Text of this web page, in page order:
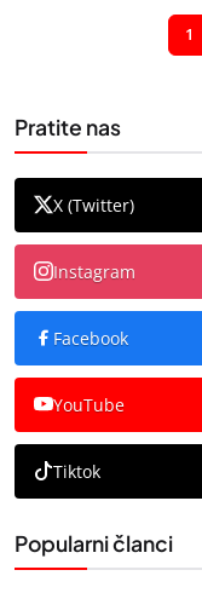
1
Pratite nas
X (Twitter)
Instagram
Facebook
YouTube
Tiktok
Popularni članci